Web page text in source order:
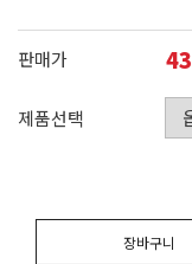
판매가 43
제품선택
장바구니